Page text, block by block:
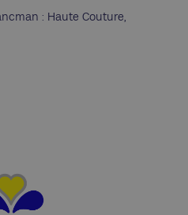
: Haute Couture,